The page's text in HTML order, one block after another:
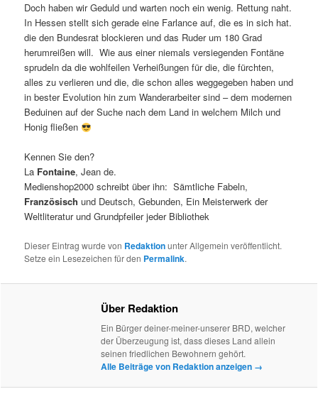
Doch haben wir Geduld und warten noch ein wenig. Rettung naht.
In Hessen stellt sich gerade eine Farlance auf, die es in sich hat.
die den Bundesrat blockieren und das Ruder um 180 Grad
herumreißen will. Wie aus einer niemals versiegenden Fontäne
sprudeln da die wohlfeilen Verheißungen für die, die fürchten,
alles zu verlieren und die, die schon alles weggegeben haben und
in bester Evolution hin zum Wanderarbeiter sind – dem modernen
Beduinen auf der Suche nach dem Land in welchem Milch und
Honig fließen
Kennen Sie den?
La Fontaine, Jean de.
Medienshop2000 schreibt über ihn: Sämtliche Fabeln,
Französisch und Deutsch, Gebunden, Ein Meisterwerk der
Weltliteratur und Grundpfeiler jeder Bibliothek
Dieser Eintrag wurde von Redaktionunter Allgemein veröffentlicht.
Setze ein Lesezeichen für den Permalink.
Über Redaktion
Ein Bürger deiner-meiner-unserer BRD, welcher
der Überzeugung ist, dass dieses Land allein
seinen friedlichen Bewohnern gehört.
Alle Beiträge von Redaktion anzeigen →